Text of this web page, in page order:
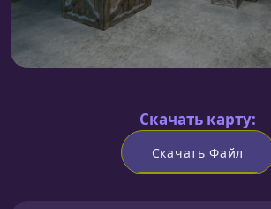
Скачать карту:
Скачать Файл